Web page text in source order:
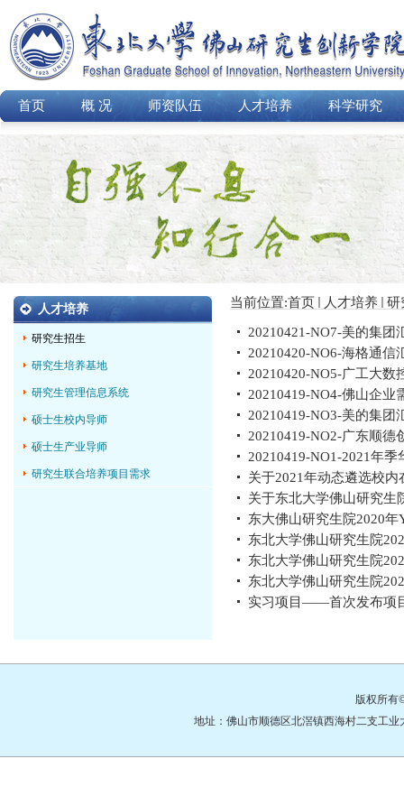
首页 概 况 师资队伍 人才培养 科学研究
人才培养
研究生招生
研究生培养基地
研究生管理信息系统
硕士生校内导师
硕士生产业导师
研究生联合培养项目需求
当前位置:首页 人才培养 研
20210421-NO7-美的集团
20210420-NO6-海格通信
20210420-NO5-广工大数
20210419-NO4-佛山企业
20210419-NO3-美的集团
20210419-NO2-广东顺德
20210419-NO1-2021年
关于2021年动态遴选校
关于东北大学佛山研究生
东大佛山研究生院2020
东北大学佛山研究生院
东北大学佛山研究生院
东北大学佛山研究生院
实习项目——首次发布项
版权所有
地址：佛山市顺德区北滘镇西海村二支工